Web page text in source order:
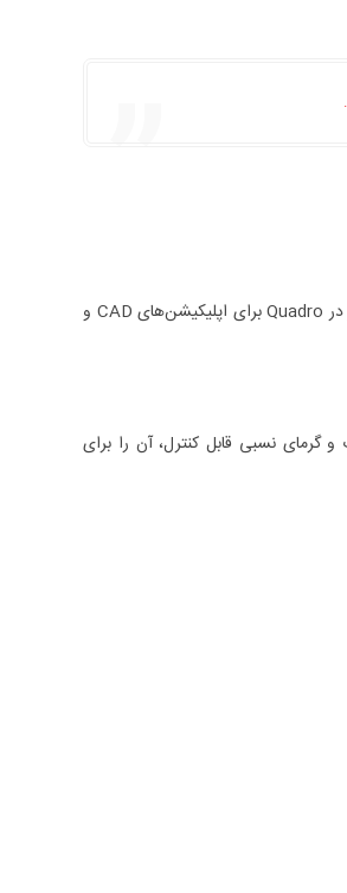
: مشابه از نظر پردازش گرافیکی، اما با درایورهای حرفه‌ای‌تر در Quadro برای اپلیکیشن‌های CAD و
گرمای نسبی قابل کنترل، آن را برای